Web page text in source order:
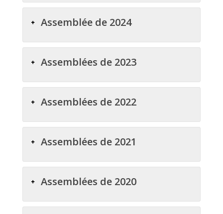
Assemblée de 2024
Assemblées de 2023
Assemblées de 2022
Assemblées de 2021
Assemblées de 2020